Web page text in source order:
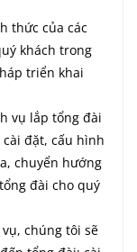
thức của các
khách trong
triển khai
vụ lắp tổng đài
đặt, cấu hình
chuyển hướng
đài cho quý
chúng tôi sẽ